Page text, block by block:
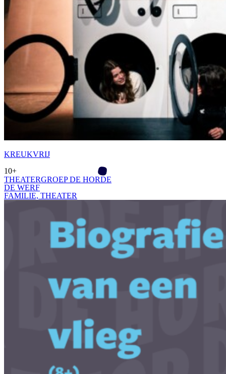
KREUKVRIJ
10+
THEATERGROEP DE HORDE
DE WERF
FAMILIE­, THEATER